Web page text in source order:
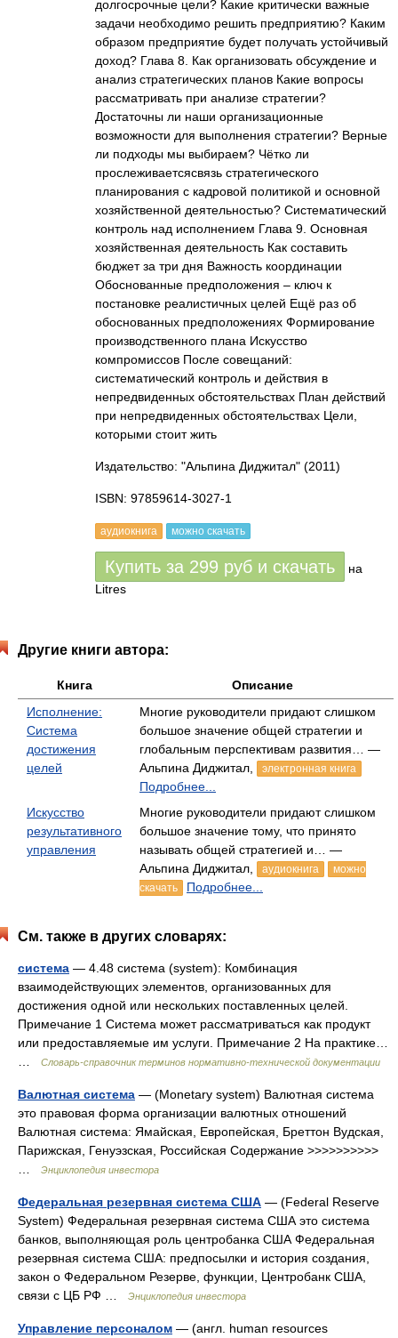
долгосрочные цели? Какие критически важные
задачи необходимо решить предприятию? Каким
образом предприятие будет получать устойчивый
доход? Глава 8. Как организовать обсуждение и
анализ стратегических планов Какие вопросы
рассматривать при анализе стратегии?
Достаточны ли наши организационные
возможности для выполнения стратегии? Верные
ли подходы мы выбираем? Чётко ли
прослеживаетсясвязь стратегического
планирования с кадровой политикой и основной
хозяйственной деятельностью? Систематический
контроль над исполнением Глава 9. Основная
хозяйственная деятельность Как составить
бюджет за три дня Важность координации
Обоснованные предположения – ключ к
постановке реалистичных целей Ещё раз об
обоснованных предположениях Формирование
производственного плана Искусство
компромиссов После совещаний:
систематический контроль и действия в
непредвиденных обстоятельствах План действий
при непредвиденных обстоятельствах Цели,
которыми стоит жить
Издательство: "Альпина Диджитал" (2011)
ISBN: 97859614-3027-1
аудиокнига можно скачать
Купить за 299 руб и скачать
на
Litres
Другие книги автора:
Книга
Описание
Исполнение:
Система
достижения
целей
Многие руководители придают слишком
большое значение общей стратегии и
глобальным перспективам развития… —
Альпина Диджитал,
электронная книга
Подробнее...
Искусство
результативного
управления
Многие руководители придают слишком
большое значение тому, что принято
называть общей стратегией и… —
Альпина Диджитал,
аудиокнига
можно
скачать
Подробнее...
См. также в других словарях:
система — 4.48 система (system): Комбинация
взаимодействующих элементов, организованных для
достижения одной или нескольких поставленных целей.
Примечание 1 Система может рассматриваться как продукт
или предоставляемые им услуги. Примечание 2 На практике…
Словарь-справочник терминов нормативно-технической документации
Валютная система — (Monetary system) Валютная система
это правовая форма организации валютных отношений
Валютная система: Ямайская, Европейская, Бреттон Вудская,
Парижская, Генуэзская, Российская Содержание >>>>>>>>>>
Энциклопедия инвестора
Федеральная резервная система США — (Federal Reserve
System) Федеральная резервная система США это система
банков, выполняющая роль центробанка США Федеральная
резервная система США: предпосылки и история создания,
закон о Федеральном Резерве, функции, Центробанк США,
связи с ЦБ РФ …
Энциклопедия инвестора
Управление персоналом — (англ. human resources